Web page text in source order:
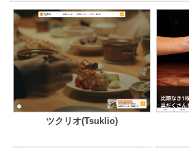
ツクリオ(Tsuklio)